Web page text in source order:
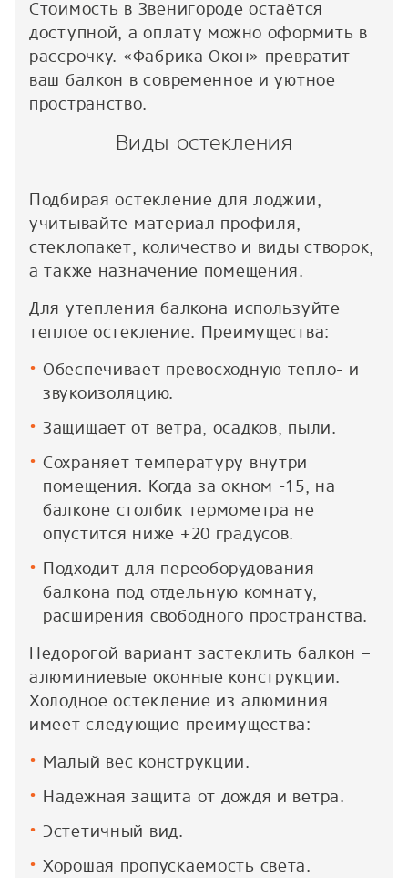
Стоимость в Звенигороде остаётся
доступной, а оплату можно оформить в
рассрочку. «Фабрика Окон» превратит
ваш балкон в современное и уютное
пространство.
Виды остекления
Подбирая остекление для лоджии,
учитывайте материал профиля,
стеклопакет, количество и виды створок,
а также назначение помещения.
Для утепления балкона используйте
теплое остекление. Преимущества:
Обеспечивает превосходную тепло- и
звукоизоляцию.
Защищает от ветра, осадков, пыли.
Сохраняет температуру внутри
помещения. Когда за окном -15, на
балконе столбик термометра не
опустится ниже +20 градусов.
Подходит для переоборудования
балкона под отдельную комнату,
расширения свободного пространства.
Недорогой вариант застеклить балкон –
алюминиевые оконные конструкции.
Холодное остекление из алюминия
имеет следующие преимущества:
Малый вес конструкции.
Надежная защита от дождя и ветра.
Эстетичный вид.
Хорошая пропускаемость света.